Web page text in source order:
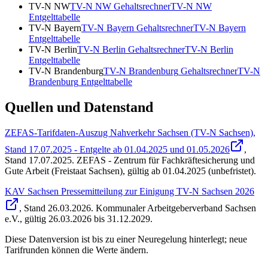
TV-N NWTV-N NW GehaltsrechnerTV-N NW
Entgelttabelle
TV-N BayernTV-N Bayern GehaltsrechnerTV-N Bayern
Entgelttabelle
TV-N BerlinTV-N Berlin GehaltsrechnerTV-N Berlin
Entgelttabelle
TV-N BrandenburgTV-N Brandenburg GehaltsrechnerTV-N
Brandenburg Entgelttabelle
Quellen und Datenstand
ZEFAS-Tarifdaten-Auszug Nahverkehr Sachsen (TV-N Sachsen),
Stand 17.07.2025 - Entgelte ab 01.04.2025 und 01.05.2026
,
Stand 17.07.2025. ZEFAS - Zentrum für Fachkräftesicherung und
Gute Arbeit (Freistaat Sachsen), gültig ab 01.04.2025 (unbefristet).
KAV Sachsen Pressemitteilung zur Einigung TV-N Sachsen 2026
, Stand 26.03.2026. Kommunaler Arbeitgeberverband Sachsen
e.V., gültig 26.03.2026 bis 31.12.2029.
Diese Datenversion ist bis zu einer Neuregelung hinterlegt; neue
Tarifrunden können die Werte ändern.